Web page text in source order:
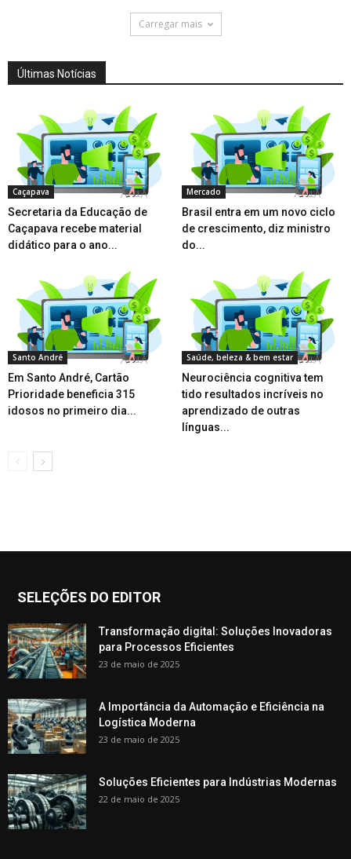
Carregar mais
Últimas Notícias
Caçapava
Secretaria da Educação de
Caçapava recebe material
didático para o ano...
Mercado
Brasil entra em um novo ciclo
de crescimento, diz ministro
do...
Santo André
Em Santo André, Cartão
Prioridade beneficia 315
idosos no primeiro dia...
Saúde, beleza & bem estar
Neurociência cognitiva tem
tido resultados incríveis no
aprendizado de outras
línguas...
SELEÇÕES DO EDITOR
Transformação digital: Soluções Inovadoras
para Processos Eficientes
23 de maio de 2025
A Importância da Automação e Eficiência na
Logística Moderna
23 de maio de 2025
Soluções Eficientes para Indústrias Modernas
22 de maio de 2025